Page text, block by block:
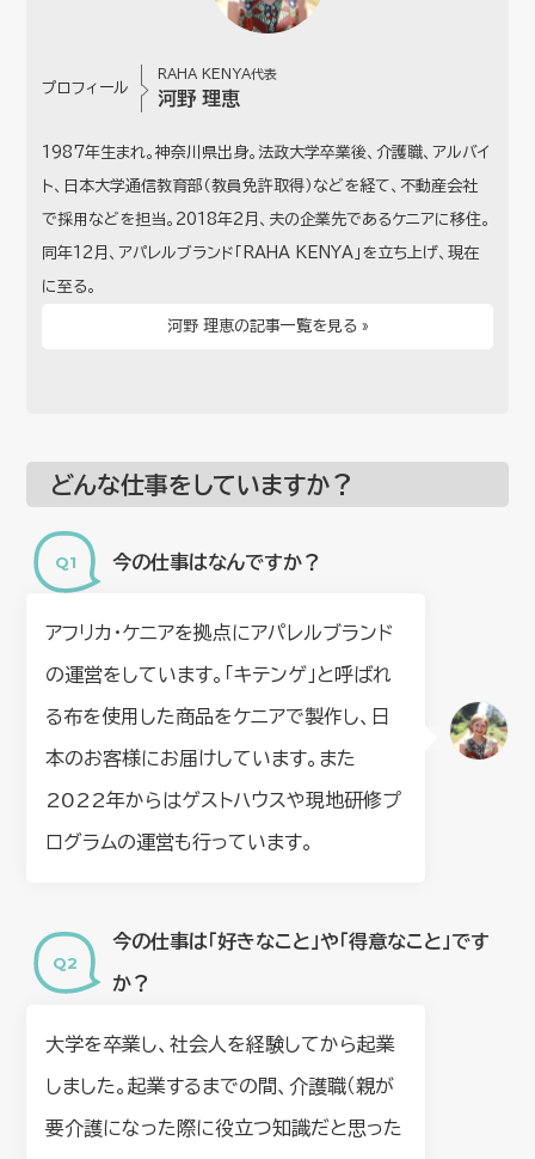
プロフィール
RAHA KENYA代表
河野 理恵
1987年生まれ。神奈川県出身。法政大学卒業後、介護職、アルバイ
ト、日本大学通信教育部（教員免許取得）などを経て、不動産会社
で採用などを担当。2018年2月、夫の企業先であるケニアに移住。
同年12月、アパレルブランド「RAHA KENYA」を立ち上げ、現在
に至る。
河野 理恵の記事一覧を見る »
どんな仕事をしていますか？
今の仕事はなんですか？
アフリカ・ケニアを拠点にアパレルブランド
の運営をしています。「キテンゲ」と呼ばれ
る布を使用した商品をケニアで製作し、日
本のお客様にお届けしています。また
2022年からはゲストハウスや現地研修プ
ログラムの運営も行っています。
今の仕事は「好きなこと」や「得意なこと」です
か？
大学を卒業し、社会人を経験してから起業
しました。起業するまでの間、介護職（親が
要介護になった際に役立つ知識だと思った